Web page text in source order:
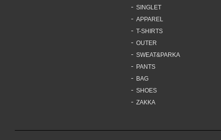
SINGLET
APPAREL
T-SHIRTS
OUTER
SWEAT&PARKA
PANTS
BAG
SHOES
ZAKKA